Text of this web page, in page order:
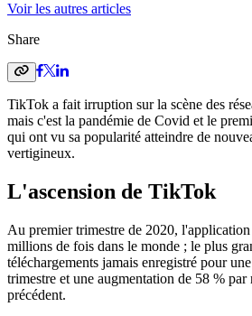
Voir les autres articles
Share
TikTok a fait irruption sur la scène des
mais c'est la pandémie de Covid et le
qui ont vu sa popularité atteindre de
vertigineux.
L'ascension de TikTok
Au premier trimestre de 2020, l'application
millions de fois dans le monde ; le plus
téléchargements jamais enregistré pour
trimestre et une augmentation de 58 % par
précédent.